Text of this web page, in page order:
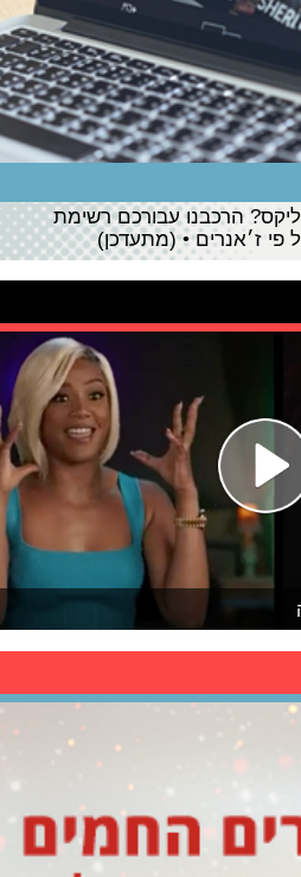
הרכבנו עבורכם רשימת
ז׳אנרים • (מתעדכן)